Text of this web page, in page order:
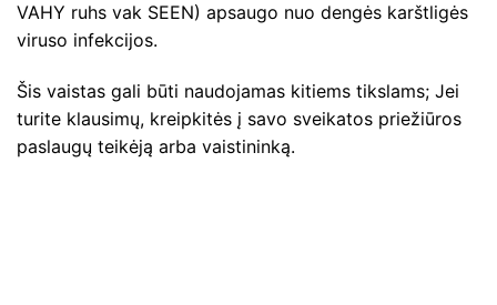
VAHY ruhs vak SEEN) apsaugo nuo dengės karštligės
viruso infekcijos.
Šis vaistas gali būti naudojamas kitiems tikslams; Jei
turite klausimų, kreipkitės į savo sveikatos priežiūros
paslaugų teikėją arba vaistininką.